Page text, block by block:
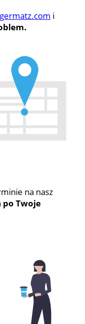
i
na nasz
Twoje